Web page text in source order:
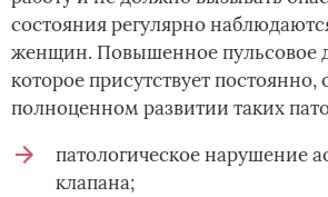
состояния регулярно
женщин. Повышенное пульсовое
которое присутствует постоянно,
полноценном развитии таких
патологическое нарушение
клапана;